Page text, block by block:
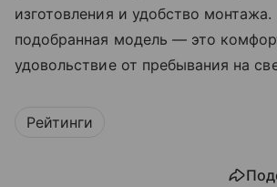
изготовления и удобство
подобранная модель — это
удовольствие от пребывания на
Рейтинги